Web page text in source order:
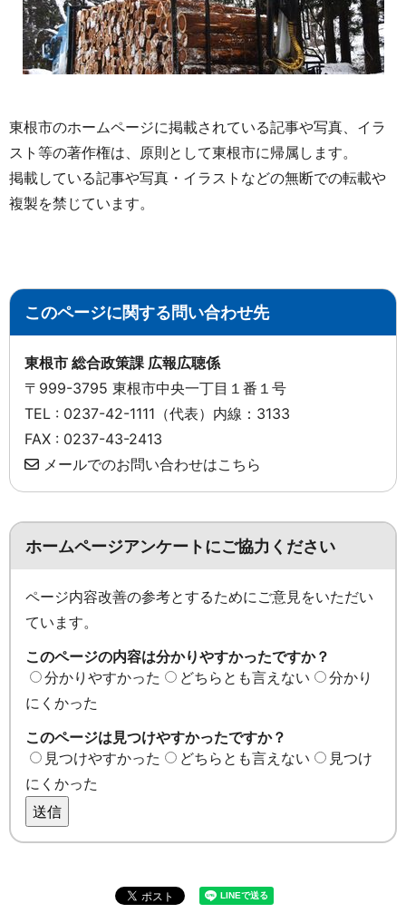
東根市のホームページに掲載されている記事や写真、イラ
スト等の著作権は、原則として東根市に帰属します。
掲載している記事や写真・イラストなどの無断での転載や
複製を禁じています。
このページに関する問い合わせ先
東根市 総合政策課 広報広聴係
〒999-3795 東根市中央一丁目１番１号
TEL : 0237-42-1111（代表）内線：3133
FAX : 0237-43-2413
メールでのお問い合わせはこちら
ホームページアンケートにご協力ください
ページ内容改善の参考とするためにご意見をいただい
ています。
このページの内容は分かりやすかったですか？
分かりやすかった
どちらとも言えない
分かり
にくかった
このページは見つけやすかったですか？
見つけやすかった
どちらとも言えない
見つけ
にくかった
送信